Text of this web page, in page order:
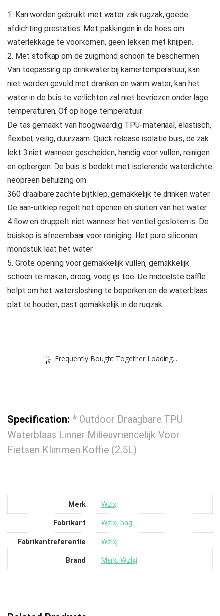
1. Kan worden gebruikt met water zak rugzak, goede
afdichting prestaties. Met pakkingen in de hoes om
waterlekkage te voorkomen, geen lekken met knijpen.
2. Met stofkap om de zuigmond schoon te beschermen.
Van toepassing op drinkwater bij kamertemperatuur, kan
niet worden gevuld met dranken en warm water, kan het
water in de buis te verlichten zal niet bevriezen onder lage
temperaturen. Of op hoge temperatuur
De tas gemaakt van hoogwaardig TPU-materiaal, elastisch,
flexibel, veilig, duurzaam. Quick release isolatie buis, de zak
lekt 3.niet wanneer gescheiden, handig voor vullen, reinigen
en opbergen. De buis is bedekt met isolerende waterdichte
neopreen behuizing om
360 draaibare zachte bijtklep, gemakkelijk te drinken water.
De aan-uitklep regelt het openen en sluiten van het water
4.flow en druppelt niet wanneer het ventiel gesloten is. De
buiskop is afneembaar voor reiniging. Het pure siliconen
mondstuk laat het water
5. Grote opening voor gemakkelijk vullen, gemakkelijk
schoon te maken, droog, voeg ijs toe. De middelste baffle
helpt om het watersloshing te beperken en de waterblaas
plat te houden, past gemakkelijk in de rugzak.
Frequently Bought Together Loading...
Specification: * Outdoor Draagbare TPU
Waterblaas Linner Milieuvriendelijk Voor
Fietsen Klimmen Koffie (2.5L)
Merk ‎Wzlxj
Fabrikant ‎Wzlxj-bag
Fabrikantreferentie ‎Wzlxj
Brand Merk: Wzlxj